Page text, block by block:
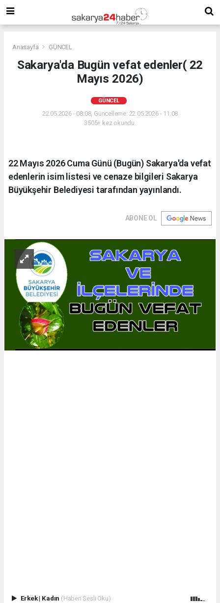
Anasayfa GÜNCEL
Sakarya'da Bugün vefat edenler( 22
Mayıs 2026)
GÜNCEL
22.05.2026 - 08:08, Güncelleme: 22.05.2026 - 11:08
3505+ kez okundu.
22 Mayıs 2026 Cuma Günü (Bugün) Sakarya'da vefat
edenlerin isim listesi ve cenaze bilgileri Sakarya
Büyükşehir Belediyesi tarafından yayınlandı.
ABONE OL
Erkek| Kadın (Haberi Sesli Oku)